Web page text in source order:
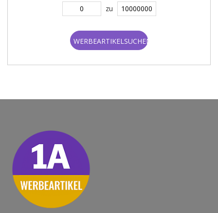
zu
WERBEARTIKELSUCHEN